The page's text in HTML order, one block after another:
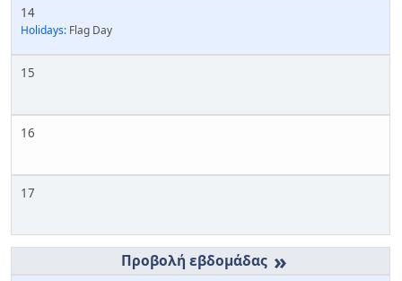
14
Holidays: Flag Day
15
16
17
»